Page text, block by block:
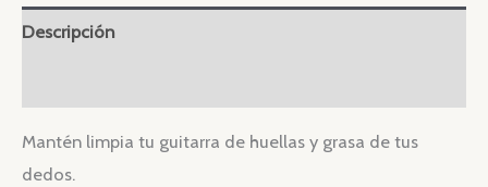
Descripción
Mantén limpia tu guitarra de huellas y grasa de tus
dedos.